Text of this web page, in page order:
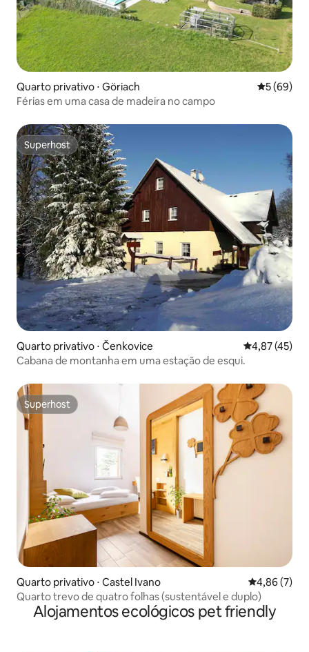
Quarto privativo ⋅ Göriach 5 de uma
5 (69)
Férias em uma casa de madeira no campo
Superhost
Superhost
Quarto privativo ⋅ Čenkovice 4,87 de uma
4,87 (45)
Cabana de montanha em uma estação de esqui.
Superhost
Superhost
Quarto privativo ⋅ Castel Ivano 4,86 de uma
4,86 (7)
Quarto trevo de quatro folhas (sustentável e duplo)
Alojamentos ecológicos pet friendly